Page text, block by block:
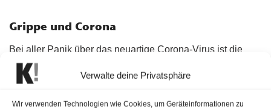
Verwalte deine Privatsphäre
Wir verwenden Technologien wie Cookies, um Geräteinformationen zu
Grippe und Corona
Bei aller Panik über das neuartige Corona-Virus ist die
nicht minder gefährliche Grippe oder Influenza ein wenig in
Vergessenheit geraten. Gesundheitsminister Anschober
hatte bei der Pressekonferenz am Donnerstag interessante